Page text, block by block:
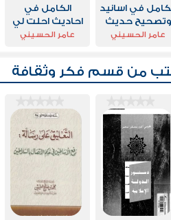
في اسانيد
وتصحيح حديث
ياكل في
سبعة امعاء
عامر الحسيني
الكامل في
احاديث احلت لي
الغنائم واتوزيعها
عامر الحسيني
من قسم فكر وثقافة